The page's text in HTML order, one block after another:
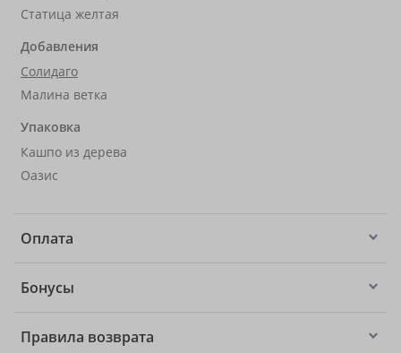
Статица желтая
Добавления
Солидаго
Малина ветка
Упаковка
Кашпо из дерева
Оазис
Оплата
Бонусы
Правила возврата